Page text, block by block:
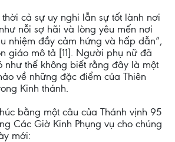
cả sự uy nghi lẫn sự tốt lành nơi
nỗi sợ hãi và lòng yêu mến nơi
nhiệm đầy cảm hứng và hấp dẫn”,
giáo mô tả [11]. Người phụ nữ đã
như thế không biết rằng đây là một
về những đặc điểm của Thiên
Kinh thánh.
bằng một câu của Thánh vịnh 95
Các Giờ Kinh Phụng vụ cho chúng
mới: